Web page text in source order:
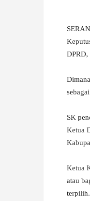
DPRD,
SK
Ketua
Ketua
atau
terpilih.